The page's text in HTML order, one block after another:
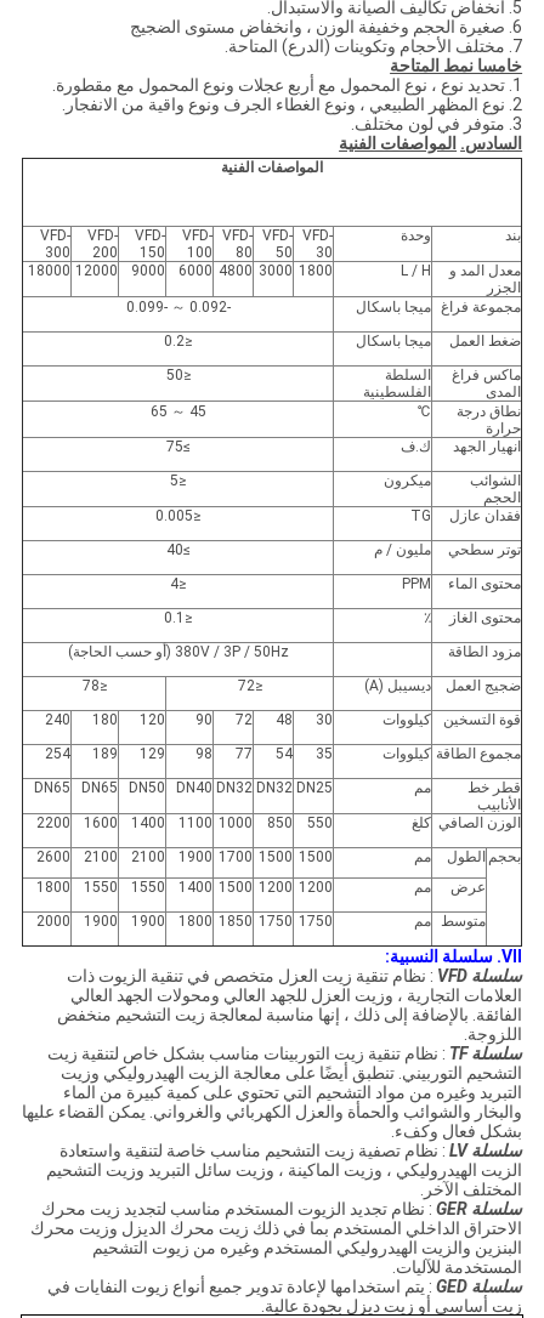
5. انخفاض تكاليف الصيانة والاستبدال.
6. صغيرة الحجم وخفيفة الوزن ، وانخفاض مستوى الضجيج
7. مختلف الأحجام وتكوينات (الدرع) المتاحة.
خامسا نمط المتاحة
1. تحديد نوع ، نوع المحمول مع أربع عجلات ونوع المحمول مع مقطورة.
2. نوع المظهر الطبيعي ، ونوع الغطاء الجرف ونوع واقية من الانفجار.
3. متوفر في لون مختلف.
السادس. المواصفات الفنية
المواصفات الفنية
بند وحدة
VFD-
30
VFD-
50
VFD-
80
VFD-
100
VFD-
150
VFD-
200
VFD-
300
معدل المد و
الجزر
L / H
1800
3000
4800
6000
9000
12000
18000
مجموعة فراغ ميجا باسكال
-0.092 ～ -0.099
ضغط العمل
ميجا باسكال
≤0.2
ماكس فراغ
المدى
السلطة
الفلسطينية
≤50
نطاق درجة
حرارة
℃
45 ～ 65
انهيار الجهد ك.ف
≥75
الشوائب
الحجم
ميكرون ≤5
فقدان عازل TG
≤0.005
توتر سطحي
مليون / م
≥40
محتوى الماء
PPM
≤4
محتوى الغاز
٪
≤0.1
مزود الطاقة
380V / 3P / 50Hz (أو حسب الحاجة)
ضجيج العمل
ديسيبل (A) ≤72
≤78
قوة التسخين
كيلووات 30
48
72
90
120
180
240
مجموع الطاقة كيلووات 35
54
77
98
129
189
254
قطر خط
الأنابيب
مم DN25
DN32
DN32
DN40
DN50
DN65
DN65
الوزن الصافي كلغ 550
850
1000
1100
1400
1600
2200
بحجم الطول مم 1500
1500
1700
1900
2100
2100
2600
عرض
مم 1200
1200
1500
1400
1550
1550
1800
متوسط مم 1750
1750
1850
1800
1900
1900
2000
VII. سلسلة النسبية:
سلسلة VFD
: نظام تنقية زيت العزل متخصص في تنقية الزيوت ذات
العلامات التجارية ، وزيت العزل للجهد العالي ومحولات الجهد العالي
الفائقة. بالإضافة إلى ذلك ، إنها مناسبة لمعالجة زيت التشحيم منخفض
اللزوجة.
سلسلة TF
: نظام تنقية زيت التوربينات مناسب بشكل خاص لتنقية زيت
التشحيم التوربيني. تنطبق أيضًا على معالجة الزيت الهيدروليكي وزيت
التبريد وغيره من مواد التشحيم التي تحتوي على كمية كبيرة من الماء
والبخار والشوائب والحمأة والعزل الكهربائي والغرواني. يمكن القضاء عليها
بشكل فعال وكفء.
سلسلة LV
: نظام تصفية زيت التشحيم مناسب خاصة لتنقية واستعادة
الزيت الهيدروليكي ، وزيت الماكينة ، وزيت سائل التبريد وزيت التشحيم
المختلف الآخر.
سلسلة GER
: نظام تجديد الزيوت المستخدم مناسب لتجديد زيت محرك
الاحتراق الداخلي المستخدم بما في ذلك زيت محرك الديزل وزيت محرك
البنزين والزيت الهيدروليكي المستخدم وغيره من زيوت التشحيم
المستخدمة للآليات.
سلسلة GED
: يتم استخدامها لإعادة تدوير جميع أنواع زيوت النفايات في
زيت أساسي أو زيت ديزل بجودة عالية.